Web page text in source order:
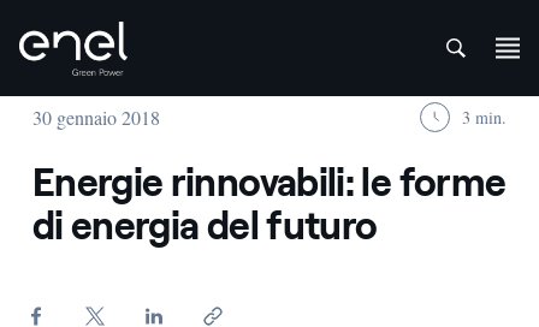
Salta al contenuto
30 gennaio 2018 3 min.
Energie rinnovabili: le forme
di energia del futuro